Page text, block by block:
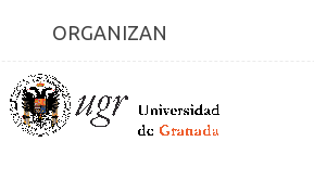
ORGANIZAN